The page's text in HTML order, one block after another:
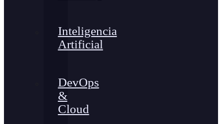
Inteligencia
Artificial
DevOps
&
Cloud